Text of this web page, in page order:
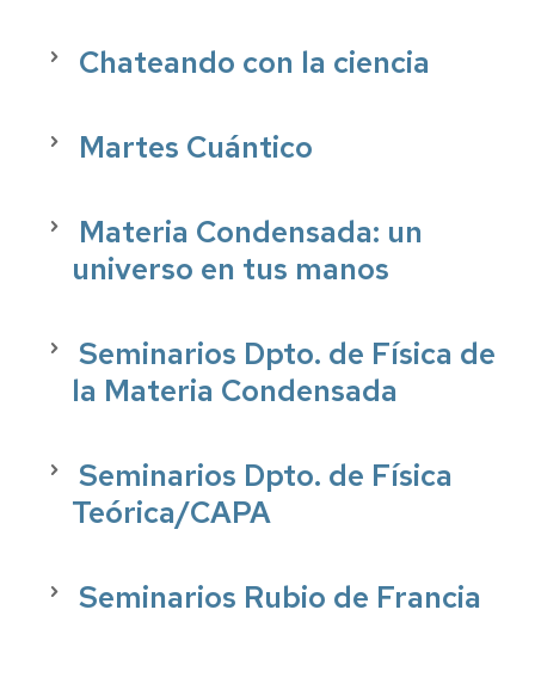
Chateando con la ciencia
Martes Cuántico
Materia Condensada: un
universo en tus manos
Seminarios Dpto. de Física de
la Materia Condensada
Seminarios Dpto. de Física
Teórica/CAPA
Seminarios Rubio de Francia